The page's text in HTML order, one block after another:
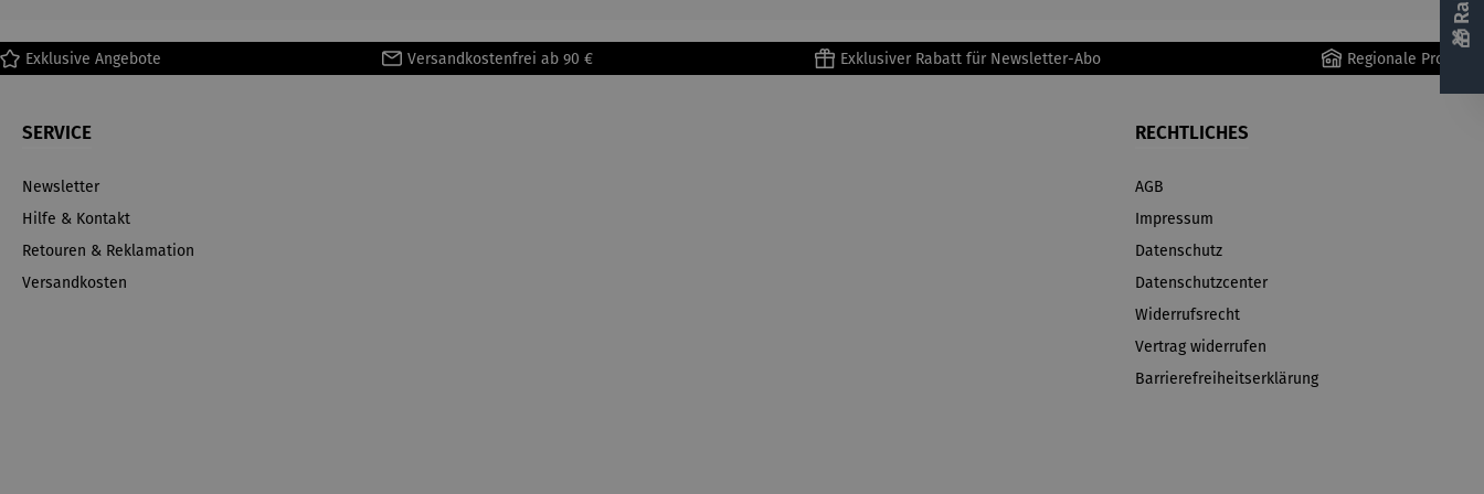
Exklusive Angebote Versandkostenfrei ab 90 € Exklusiver Rabatt für Newsletter-Abo Regionale Produkte
SERVICE
Newsletter
Hilfe & Kontakt
Retouren & Reklamation
Versandkosten
RECHTLICHES
AGB
Impressum
Datenschutz
Datenschutzcenter
Widerrufsrecht
Vertrag widerrufen
Barrierefreiheitserklärung